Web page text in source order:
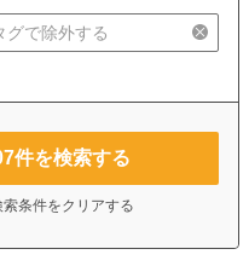
件を検索する
索条件をクリアする